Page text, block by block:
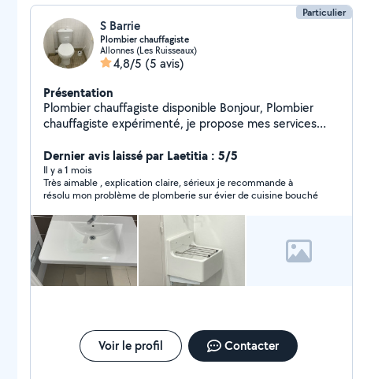
Particulier
S Barrie
Plombier chauffagiste
Allonnes (Les Ruisseaux)
4,8/5 (5 avis)
Présentation
Plombier chauffagiste disponible Bonjour, Plombier
chauffagiste expérimenté, je propose mes services
Réparation de fuites Débouchage Installation sanitaire
Remplacement robinetterie Radiateurs Chauffe-eau
Entretien et dépannage Travail sérieux et soigné
Intervention rapide Tarif correct N'hésitez pas à me
contacter pour plus d'informations
Dernier avis laissé par Laetitia : 5/5
Il y a 1 mois
Très aimable , explication claire, sérieux je recommande à
résolu mon problème de plomberie sur évier de cuisine bouché
Voir le profil Contacter